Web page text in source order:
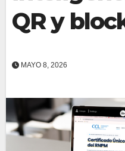
QR y
MAYO 8, 2026